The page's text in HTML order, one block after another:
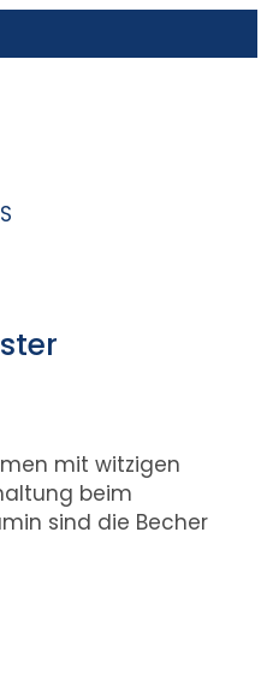
mit witzigen
beim
sind die Becher